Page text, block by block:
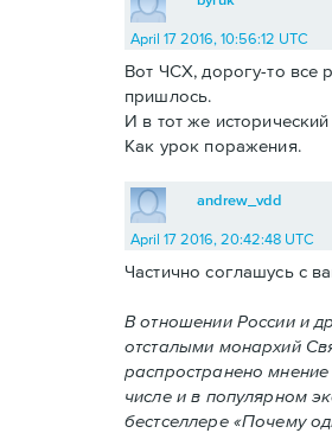
April 17 2016, 10:56:12 UTC
Вот ЧСХ, дорогу-то все
пришлось.
И в тот же
Как урок поражения.
andrew_vdd
April 17 2016, 20:42:48 UTC
Частично соглашусь с
В отношении России и
отсталыми монархий
распространено
числе и в популярном
бестселлере «Почему